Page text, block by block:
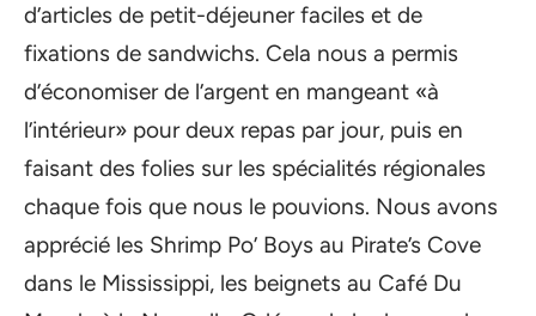
d’articles de petit-déjeuner faciles et de
fixations de sandwichs. Cela nous a permis
d’économiser de l’argent en mangeant «à
l’intérieur» pour deux repas par jour, puis en
faisant des folies sur les spécialités régionales
chaque fois que nous le pouvions. Nous avons
apprécié les Shrimp Po’ Boys au Pirate’s Cove
dans le Mississippi, les beignets au Café Du